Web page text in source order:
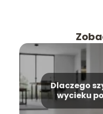
Dlaczego
wycieku